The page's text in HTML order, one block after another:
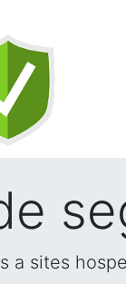
a sites